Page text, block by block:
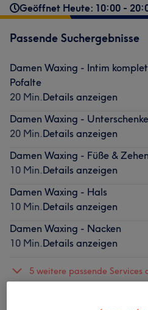
Geöffnet Heute: 10:00 -
Passende Suchergebnisse
Damen Waxing - Intim
Pofalte
20 Min.Details anzeigen
Damen Waxing -
20 Min.Details anzeigen
Damen Waxing - Füße & Zehen
10 Min.Details anzeigen
Damen Waxing - Hals
10 Min.Details anzeigen
Damen Waxing - Nacken
10 Min.Details anzeigen
5 weitere passende Services
Nicht gefunden wonach du